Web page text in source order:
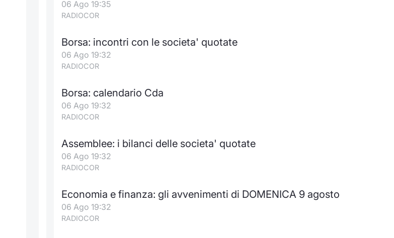
06 Ago 19:35
RADIOCOR
Borsa: incontri con le societa' quotate
06 Ago 19:32
RADIOCOR
Borsa: calendario Cda
06 Ago 19:32
RADIOCOR
Assemblee: i bilanci delle societa' quotate
06 Ago 19:32
RADIOCOR
Economia e finanza: gli avvenimenti di DOMENICA 9 agosto
06 Ago 19:32
RADIOCOR